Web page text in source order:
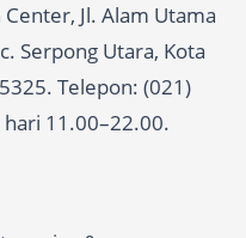
Jl. Alam Utama
Serpong Utara, Kota
Telepon: (021)
11.00–22.00.